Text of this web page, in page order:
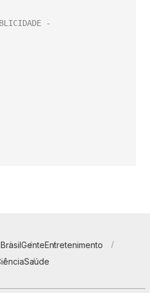
BrasilGenteEntretenimento
Saúde